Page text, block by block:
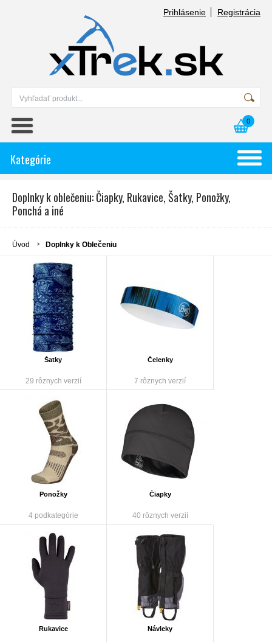
Prihlásenie Registrácia
0
Kategórie
Doplnky k oblečeniu: Čiapky, Rukavice, Šatky, Ponožky,
Ponchá a iné
Úvod Doplnky k Oblečeniu
Šatky
29 rôznych verzií
Čelenky
7 rôznych verzií
Ponožky
4 podkategórie
Čiapky
40 rôznych verzií
Rukavice Návleky